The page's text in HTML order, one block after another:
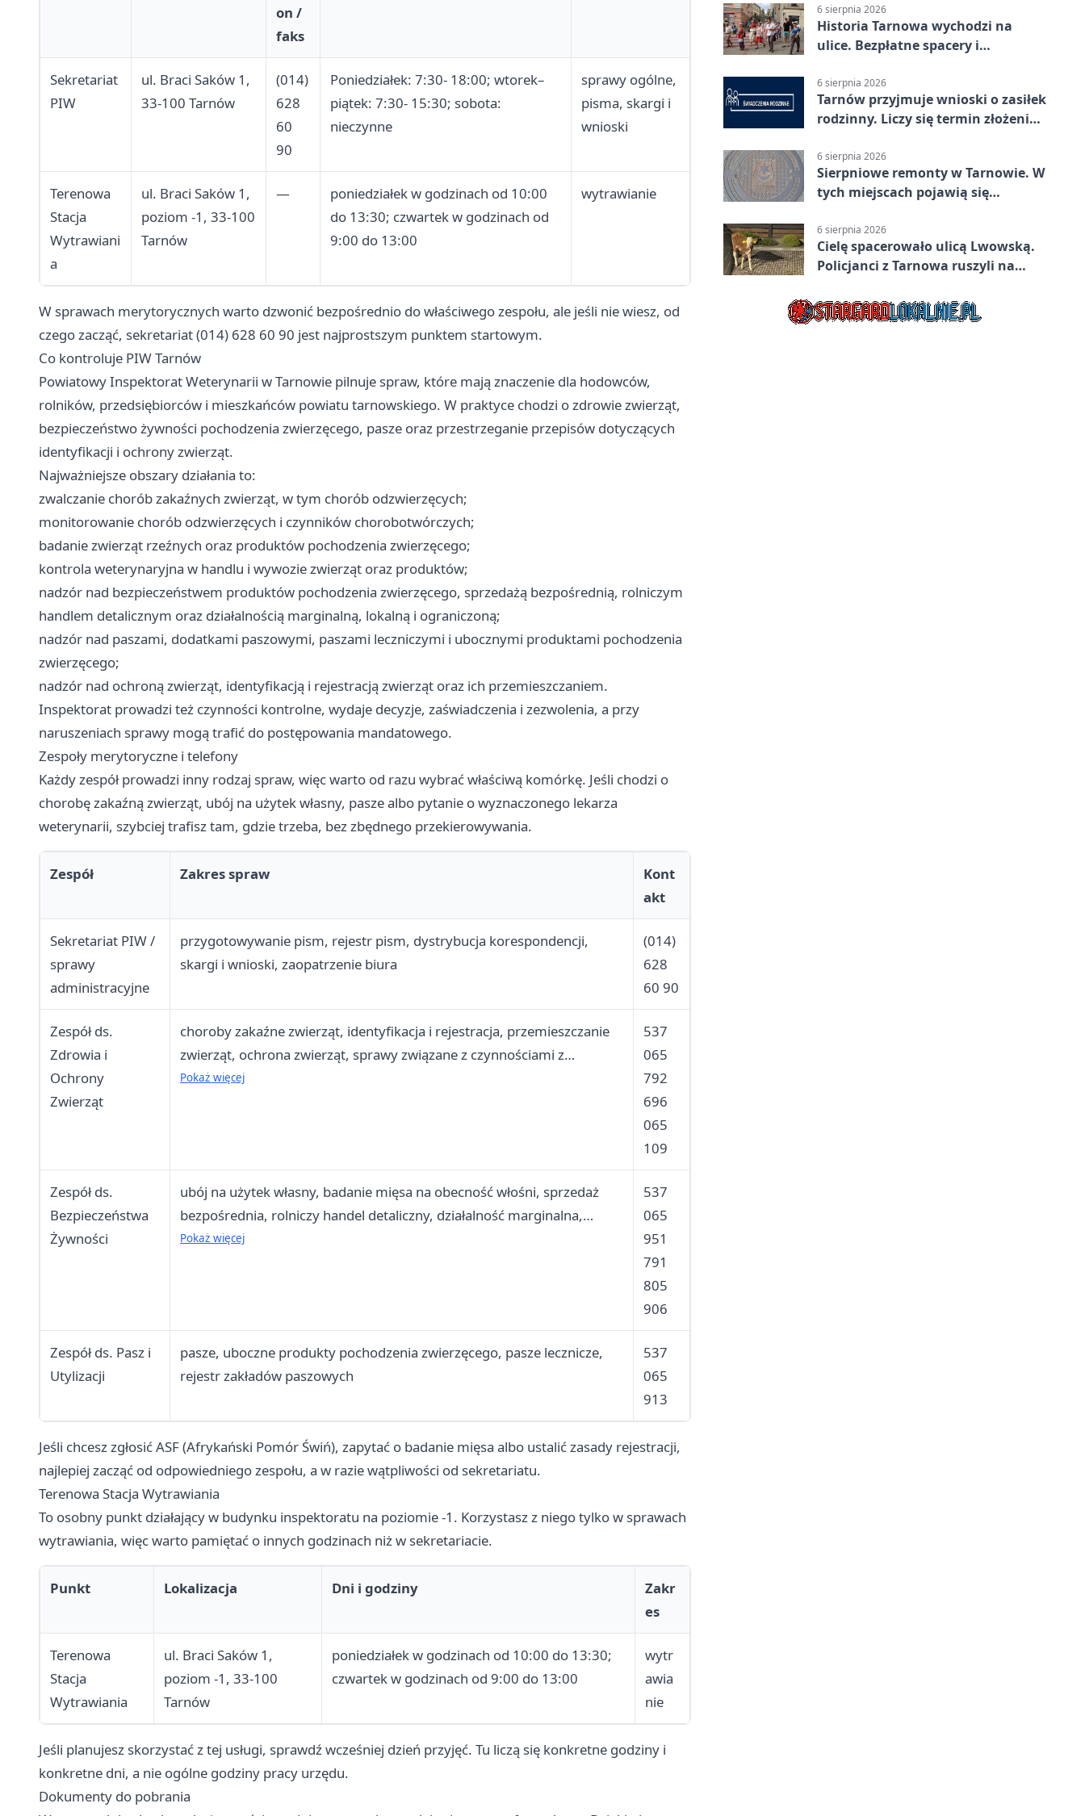
on /
faks
Sekretariat
PIW
ul. Braci Saków 1,
33-100 Tarnów
(014)
628
60
90
Poniedziałek: 7:30- 18:00; wtorek–
piątek: 7:30- 15:30; sobota:
nieczynne
sprawy ogólne,
pisma, skargi i
wnioski
Terenowa
Stacja
Wytrawiani
a
ul. Braci Saków 1,
poziom -1, 33-100
Tarnów
—
poniedziałek w godzinach od 10:00
do 13:30; czwartek w godzinach od
9:00 do 13:00
wytrawianie
W sprawach merytorycznych warto dzwonić bezpośrednio do właściwego zespołu, ale jeśli nie wiesz, od
czego zacząć, sekretariat (014) 628 60 90 jest najprostszym punktem startowym.
Co kontroluje PIW Tarnów
Powiatowy Inspektorat Weterynarii w Tarnowie pilnuje spraw, które mają znaczenie dla hodowców,
rolników, przedsiębiorców i mieszkańców powiatu tarnowskiego. W praktyce chodzi o zdrowie zwierząt,
bezpieczeństwo żywności pochodzenia zwierzęcego, pasze oraz przestrzeganie przepisów dotyczących
identyfikacji i ochrony zwierząt.
Najważniejsze obszary działania to:
zwalczanie chorób zakaźnych zwierząt, w tym chorób odzwierzęcych;
monitorowanie chorób odzwierzęcych i czynników chorobotwórczych;
badanie zwierząt rzeźnych oraz produktów pochodzenia zwierzęcego;
kontrola weterynaryjna w handlu i wywozie zwierząt oraz produktów;
nadzór nad bezpieczeństwem produktów pochodzenia zwierzęcego, sprzedażą bezpośrednią, rolniczym
handlem detalicznym oraz działalnością marginalną, lokalną i ograniczoną;
nadzór nad paszami, dodatkami paszowymi, paszami leczniczymi i ubocznymi produktami pochodzenia
zwierzęcego;
nadzór nad ochroną zwierząt, identyfikacją i rejestracją zwierząt oraz ich przemieszczaniem.
Inspektorat prowadzi też czynności kontrolne, wydaje decyzje, zaświadczenia i zezwolenia, a przy
naruszeniach sprawy mogą trafić do postępowania mandatowego.
Zespoły merytoryczne i telefony
Każdy zespół prowadzi inny rodzaj spraw, więc warto od razu wybrać właściwą komórkę. Jeśli chodzi o
chorobę zakaźną zwierząt, ubój na użytek własny, pasze albo pytanie o wyznaczonego lekarza
weterynarii, szybciej trafisz tam, gdzie trzeba, bez zbędnego przekierowywania.
Zespół Zakres spraw
Kont
akt
Sekretariat PIW /
sprawy
administracyjne
przygotowywanie pism, rejestr pism, dystrybucja korespondencji,
skargi i wnioski, zaopatrzenie biura
(014)
628
60 90
Zespół ds.
Zdrowia i
Ochrony
Zwierząt
choroby zakaźne zwierząt, identyfikacja i rejestracja, przemieszczanie
zwierząt, ochrona zwierząt, sprawy związane z czynnościami z
wyznaczenia
Pokaż więcej
537
065
792
696
065
109
Zespół ds.
Bezpieczeństwa
Żywności
ubój na użytek własny, badanie mięsa na obecność włośni, sprzedaż
bezpośrednia, rolniczy handel detaliczny, działalność marginalna,
lokalna i ograniczona
Pokaż więcej
537
065
951
791
805
906
Zespół ds. Pasz i
Utylizacji
pasze, uboczne produkty pochodzenia zwierzęcego, pasze lecznicze,
rejestr zakładów paszowych
537
065
913
Jeśli chcesz zgłosić ASF (Afrykański Pomór Świń), zapytać o badanie mięsa albo ustalić zasady rejestracji,
najlepiej zacząć od odpowiedniego zespołu, a w razie wątpliwości od sekretariatu.
Terenowa Stacja Wytrawiania
To osobny punkt działający w budynku inspektoratu na poziomie -1. Korzystasz z niego tylko w sprawach
wytrawiania, więc warto pamiętać o innych godzinach niż w sekretariacie.
Punkt Lokalizacja Dni i godziny
Zakr
es
Terenowa
Stacja
Wytrawiania
ul. Braci Saków 1,
poziom -1, 33-100
Tarnów
poniedziałek w godzinach od 10:00 do 13:30;
czwartek w godzinach od 9:00 do 13:00
wytr
awia
nie
Jeśli planujesz skorzystać z tej usługi, sprawdź wcześniej dzień przyjęć. Tu liczą się konkretne godziny i
konkretne dni, a nie ogólne godziny pracy urzędu.
Dokumenty do pobrania
6 sierpnia 2026
Historia Tarnowa wychodzi na
ulice. Bezpłatne spacery i
6 sierpnia 2026
Tarnów przyjmuje wnioski o zasiłek
rodzinny. Liczy się termin złożenia
6 sierpnia 2026
Sierpniowe remonty w Tarnowie. W
tych miejscach pojawią się
6 sierpnia 2026
Cielę spacerowało ulicą Lwowską.
Policjanci z Tarnowa ruszyli na